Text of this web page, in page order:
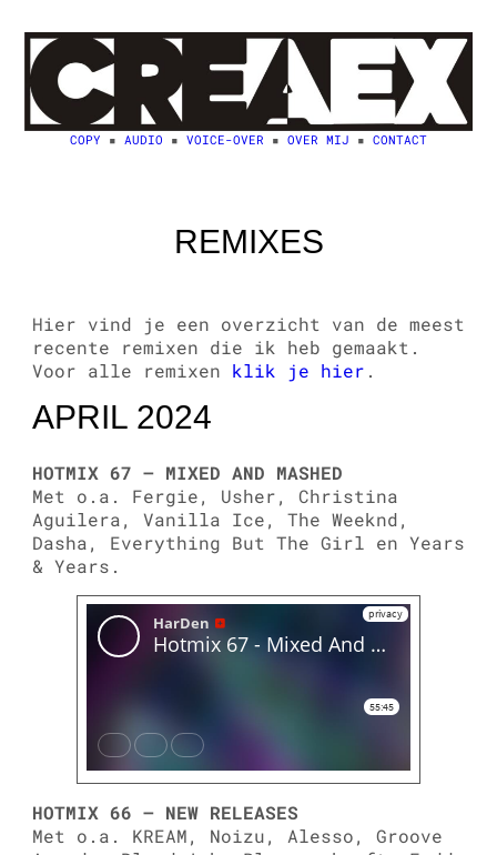
naar
inhoud
COPY ▪️ AUDIO ▪️ VOICE-OVER ▪️ OVER MIJ ▪️ CONTACT
REMIXES
Hier vind je een overzicht van de meest
recente remixen die ik heb gemaakt.
Voor alle remixen klik je hier .
APRIL 2024
HOTMIX 67 – MIXED AND MASHED
Met o.a. Fergie, Usher, Christina
Aguilera, Vanilla Ice, The Weeknd,
Dasha, Everything But The Girl en Years
& Years.
HOTMIX 66 – NEW RELEASES
Met o.a. KREAM, Noizu, Alesso, Groove